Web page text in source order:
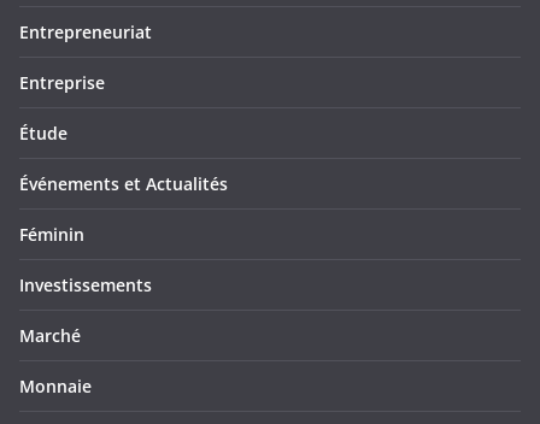
Entrepreneuriat
Entreprise
Étude
Événements et Actualités
Féminin
Investissements
Marché
Monnaie